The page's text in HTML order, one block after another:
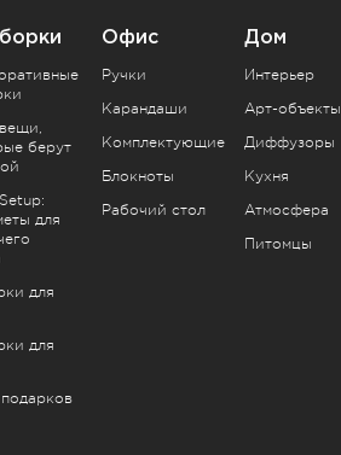
берут
для
для
для
Офис
Ручки
Карандаши
Комплектующие
Блокноты
Рабочий стол
Дом
Интерьер
Арт-объекты
Диффузоры
Кухня
Атмосфера
Питомцы